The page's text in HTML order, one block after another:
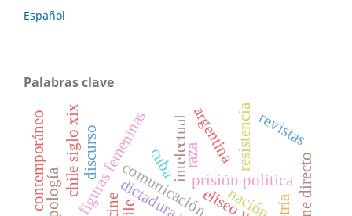
Español
Palabras clave
comunicación
intelectual prisión política
resistencia
figuras femeninas
chile siglo xix raza
revistas
nación
cuba
discurso
cine cine directo
argentina
contemporáneo